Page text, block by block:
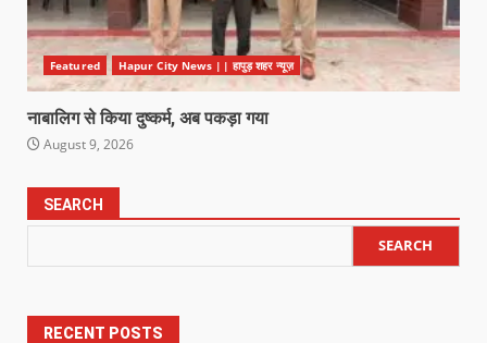
Featured Hapur City News || हापुड़ शहर न्यूज़
नाबालिग से किया दुष्कर्म, अब पकड़ा गया
August 9, 2026
SEARCH
SEARCH
RECENT POSTS